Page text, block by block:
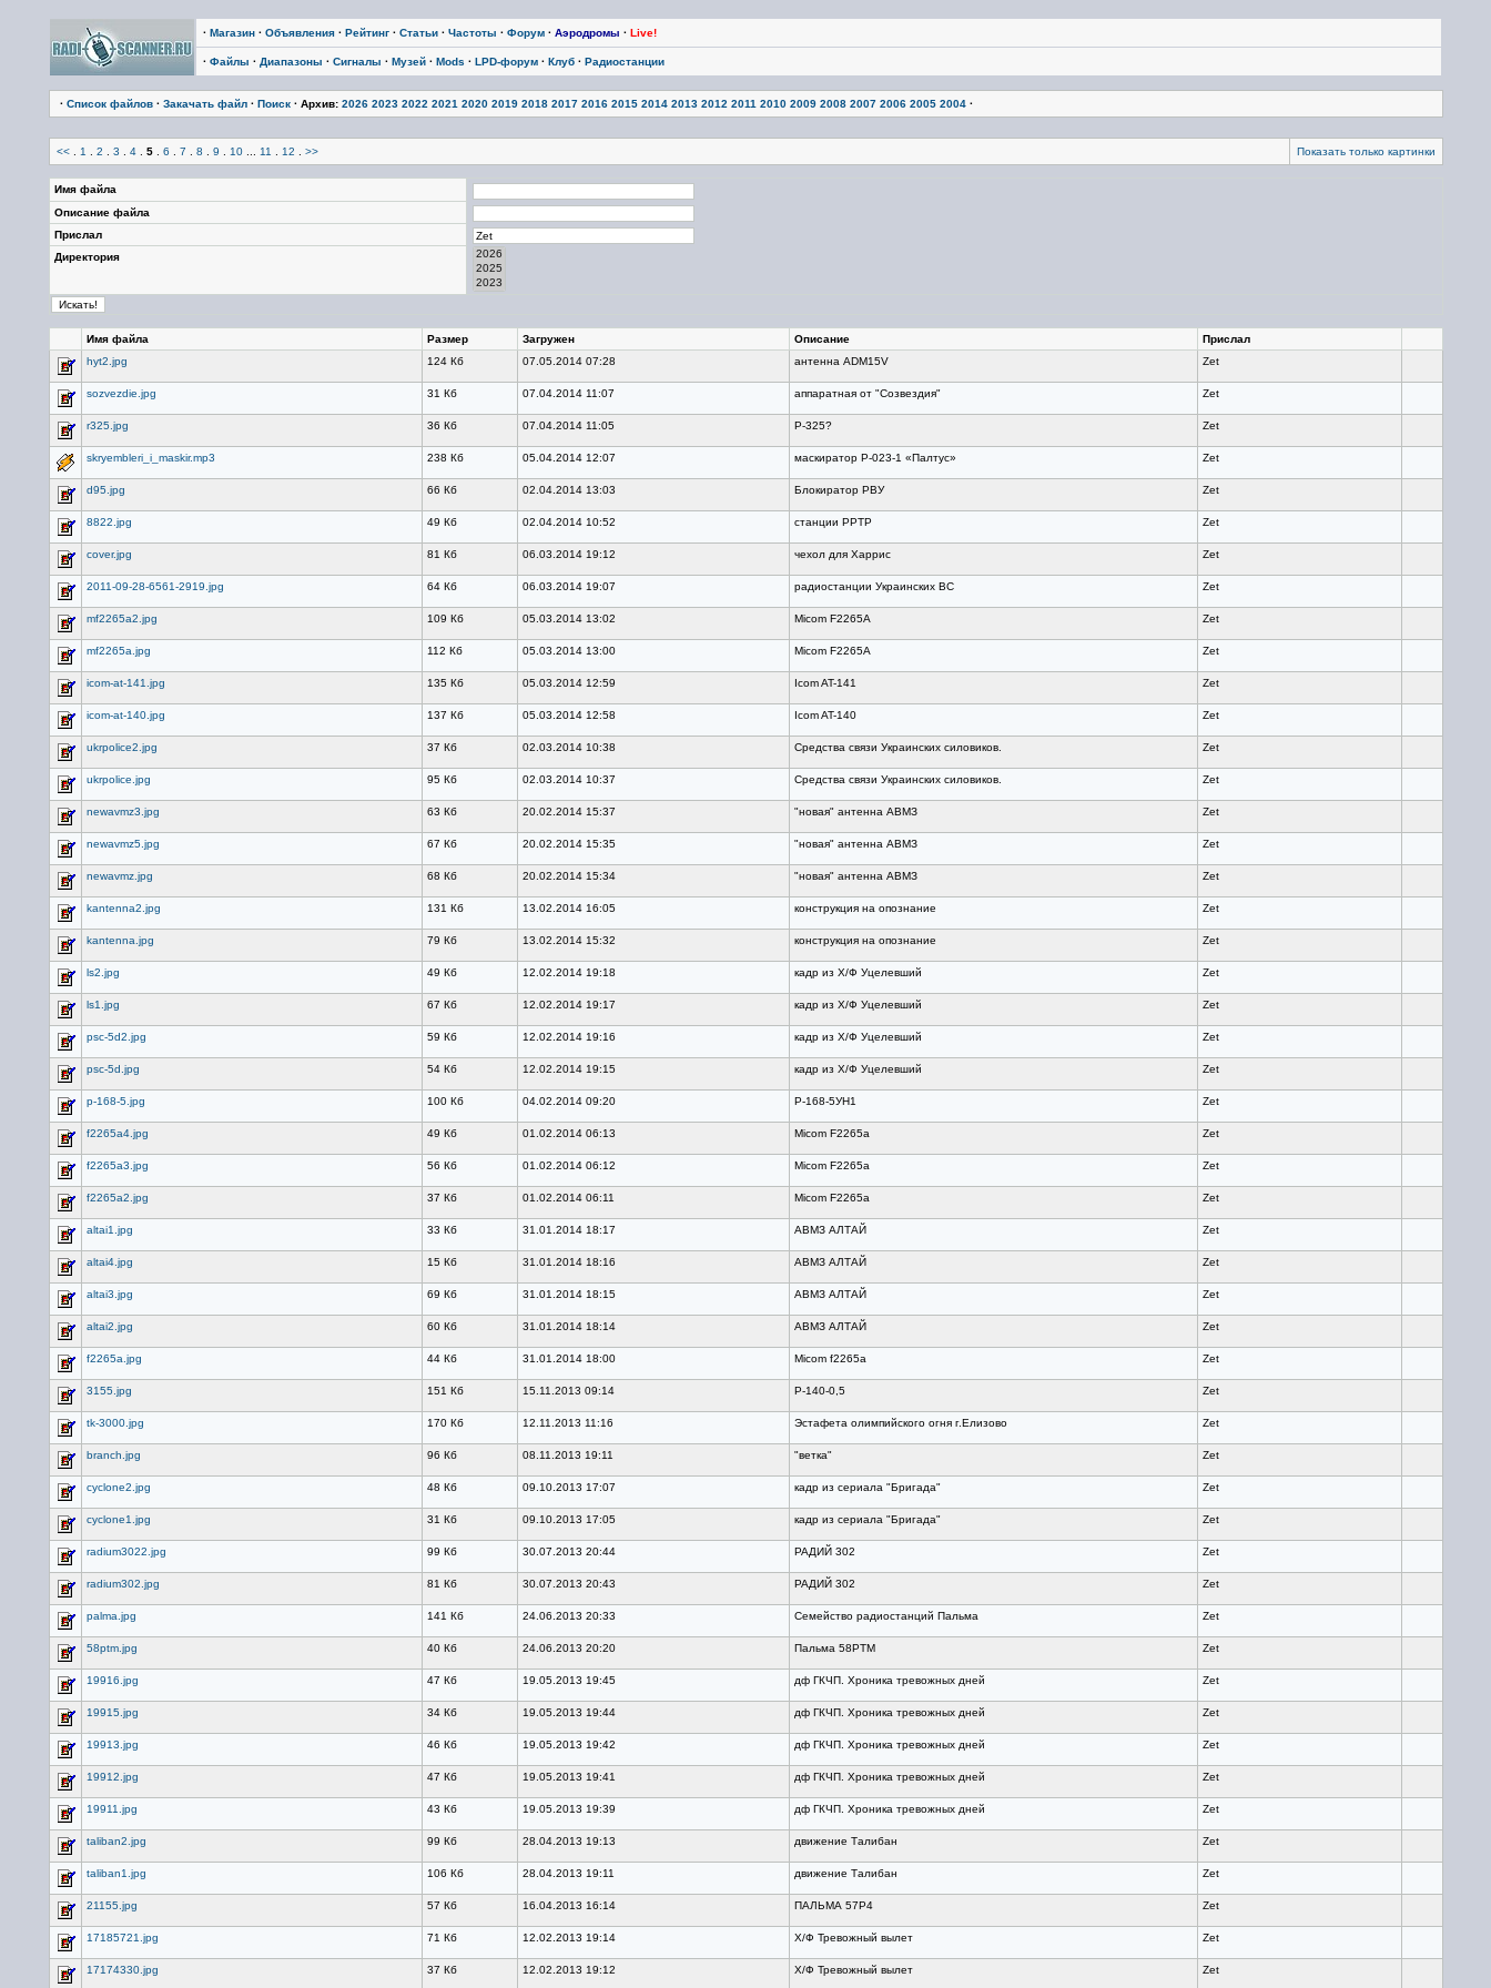
· Магазин· Объявления· Рейтинг· Статьи· Частоты · Форум· Аэродромы · Live!
· Файлы · Диапазоны · Сигналы · Музей· Mods · LPD-форум· Клуб· Радиостанции
· Список файлов· Закачать файл· Поиск· Архив: 2026 2023 2022 2021 2020 2019 2018 2017 2016 2015 2014 2013 2012 2011 2010 2009 2008 2007 2006 2005 2004·
<<. 1 2 3 4. 5. 6 7 8 9 10... 11 12 >> Показать только картинки
Имя файла
Описание файла
Прислал
Директория
Имя файла Размер Загружен Описание
Прислал
hyt2.jpg
124 Кб 07.05.2014 07:28 антенна ADM15V Zet
sozvezdie.jpg 31 Кб 07.04.2014 11:07 аппаратная от "Созвездия" Zet
r325.jpg 36 Кб 07.04.2014 11:05 Р-325? Zet
skryembleri_i_maskir.mp3 238 Кб 05.04.2014 12:07 маскиратор Р-023-1 «Палтус» Zet
d95.jpg 66 Кб 02.04.2014 13:03 Блокиратор РВУ Zet
8822.jpg 49 Кб 02.04.2014 10:52 станции РРТР Zet
cover.jpg 81 Кб 06.03.2014 19:12 чехол для Харрис Zet
2011-09-28-6561-2919.jpg 64 Кб 06.03.2014 19:07 радиостанции Украинских ВС Zet
mf2265a2.jpg 109 Кб 05.03.2014 13:02 Micom F2265A Zet
mf2265a.jpg 112 Кб 05.03.2014 13:00 Micom F2265A Zet
icom-at-141.jpg 135 Кб 05.03.2014 12:59 Icom AT-141 Zet
icom-at-140.jpg 137 Кб 05.03.2014 12:58 Icom AT-140 Zet
ukrpolice2.jpg 37 Кб 02.03.2014 10:38 Средства связи Украинских силовиков. Zet
ukrpolice.jpg 95 Кб 02.03.2014 10:37 Средства связи Украинских силовиков. Zet
newavmz3.jpg 63 Кб 20.02.2014 15:37 "новая" антенна АВМЗ Zet
newavmz5.jpg 67 Кб 20.02.2014 15:35 "новая" антенна АВМЗ Zet
newavmz.jpg 68 Кб 20.02.2014 15:34 "новая" антенна АВМЗ Zet
kantenna2.jpg 131 Кб 13.02.2014 16:05 конструкция на опознание Zet
kantenna.jpg 79 Кб 13.02.2014 15:32 конструкция на опознание Zet
ls2.jpg 49 Кб 12.02.2014 19:18 кадр из Х/Ф Уцелевший Zet
ls1.jpg 67 Кб 12.02.2014 19:17 кадр из Х/Ф Уцелевший Zet
psc-5d2.jpg 59 Кб 12.02.2014 19:16 кадр из Х/Ф Уцелевший Zet
psc-5d.jpg 54 Кб 12.02.2014 19:15 кадр из Х/Ф Уцелевший Zet
p-168-5.jpg 100 Кб 04.02.2014 09:20 Р-168-5УН1 Zet
f2265a4.jpg 49 Кб 01.02.2014 06:13 Micom F2265a Zet
f2265a3.jpg 56 Кб 01.02.2014 06:12 Micom F2265a Zet
f2265a2.jpg 37 Кб 01.02.2014 06:11 Micom F2265a Zet
altai1.jpg 33 Кб 31.01.2014 18:17 АВМЗ АЛТАЙ Zet
altai4.jpg 15 Кб 31.01.2014 18:16 АВМЗ АЛТАЙ Zet
altai3.jpg 69 Кб 31.01.2014 18:15 АВМЗ АЛТАЙ Zet
altai2.jpg 60 Кб 31.01.2014 18:14 АВМЗ АЛТАЙ Zet
f2265a.jpg 44 Кб 31.01.2014 18:00 Micom f2265a Zet
3155.jpg 151 Кб 15.11.2013 09:14 Р-140-0,5 Zet
tk-3000.jpg 170 Кб 12.11.2013 11:16 Эстафета олимпийского огня г.Елизово Zet
branch.jpg 96 Кб 08.11.2013 19:11 "ветка" Zet
cyclone2.jpg 48 Кб 09.10.2013 17:07 кадр из сериала "Бригада" Zet
cyclone1.jpg 31 Кб 09.10.2013 17:05 кадр из сериала "Бригада" Zet
radium3022.jpg 99 Кб 30.07.2013 20:44 РАДИЙ 302 Zet
radium302.jpg 81 Кб 30.07.2013 20:43 РАДИЙ 302 Zet
palma.jpg 141 Кб 24.06.2013 20:33 Семейство радиостанций Пальма Zet
58ptm.jpg 40 Кб 24.06.2013 20:20 Пальма 58РТМ Zet
19916.jpg 47 Кб 19.05.2013 19:45 дф ГКЧП. Хроника тревожных дней Zet
19915.jpg 34 Кб 19.05.2013 19:44 дф ГКЧП. Хроника тревожных дней Zet
19913.jpg 46 Кб 19.05.2013 19:42 дф ГКЧП. Хроника тревожных дней Zet
19912.jpg 47 Кб 19.05.2013 19:41 дф ГКЧП. Хроника тревожных дней Zet
19911.jpg 43 Кб 19.05.2013 19:39 дф ГКЧП. Хроника тревожных дней Zet
taliban2.jpg 99 Кб 28.04.2013 19:13 движение Талибан Zet
taliban1.jpg 106 Кб 28.04.2013 19:11 движение Талибан Zet
21155.jpg 57 Кб 16.04.2013 16:14 ПАЛЬМА 57Р4 Zet
17185721.jpg 71 Кб 12.02.2013 19:14 Х/Ф Тревожный вылет Zet
17174330.jpg 37 Кб 12.02.2013 19:12 Х/Ф Тревожный вылет Zet